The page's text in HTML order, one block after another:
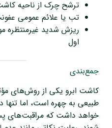
ترشح چرک از ناحیه
تب یا علائم عمومی
ریزش شدید غیرمنتظره
اول
جمع‌بندی
کاشت ابرو یکی از روش‌های
طبیعی به چهره است، اما تنها
خواهد داشت که مراقبت‌های